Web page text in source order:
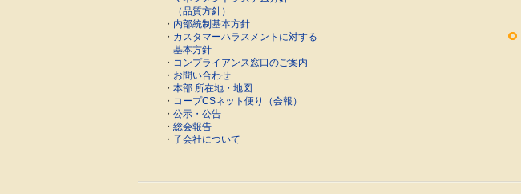
（品質方針）
・ 内部統制基本方針
・ カスタマーハラスメントに対する
基本方針
・ コンプライアンス窓口のご案内
・ お問い合わせ
・ 本部 所在地・地図
・ コープCSネット便り（会報）
・ 公示・公告
・ 総会報告
・ 子会社について